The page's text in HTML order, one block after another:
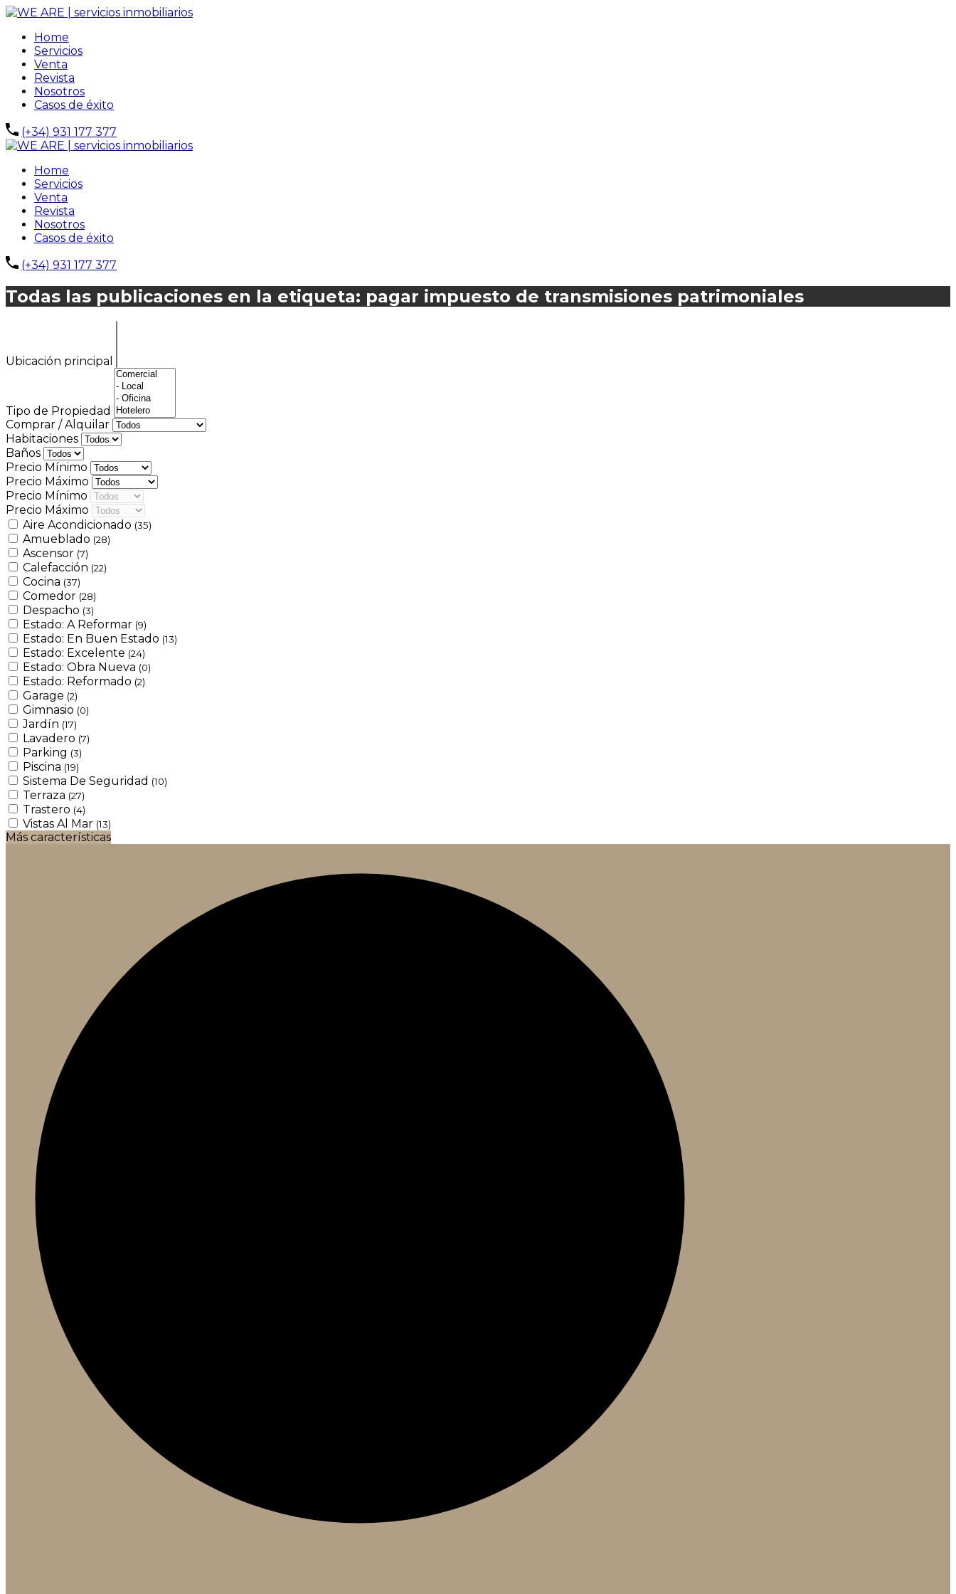
Home
Servicios
Venta
Revista
Nosotros
Casos de éxito
(+34) 931 177 377
Home
Servicios
Venta
Revista
Nosotros
Casos de éxito
(+34) 931 177 377
Todas las publicaciones en la etiqueta: pagar impuesto de transmisiones patrimoniales
Ubicación principal
Tipo de Propiedad
Comprar / Alquilar
Habitaciones
Baños
Precio Mínimo
Precio Máximo
Precio Mínimo
Precio Máximo
Aire Acondicionado (35)
Amueblado (28)
Ascensor (7)
Calefacción (22)
Cocina (37)
Comedor (28)
Despacho (3)
Estado: A Reformar (9)
Estado: En Buen Estado (13)
Estado: Excelente (24)
Estado: Obra Nueva (0)
Estado: Reformado (2)
Garage (2)
Gimnasio (0)
Jardín (17)
Lavadero (7)
Parking (3)
Piscina (19)
Sistema De Seguridad (10)
Terraza (27)
Trastero (4)
Vistas Al Mar (13)
Más características